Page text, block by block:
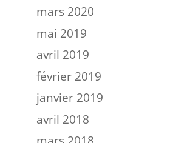
mars 2020
mai 2019
avril 2019
février 2019
janvier 2019
avril 2018